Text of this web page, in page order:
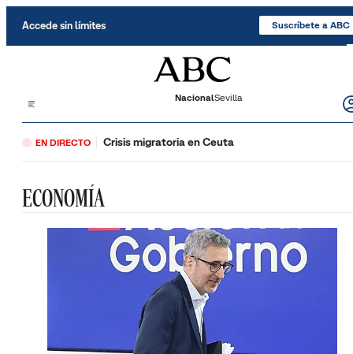
Accede sin límites Suscríbete a ABC
NacionalSevilla
EN DIRECTO Crisis migratoria en Ceuta
ECONOMÍA